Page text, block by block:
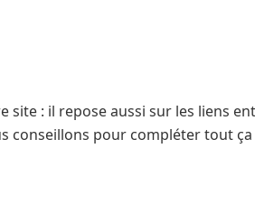
site : il repose aussi sur les
conseillons pour compléter tout